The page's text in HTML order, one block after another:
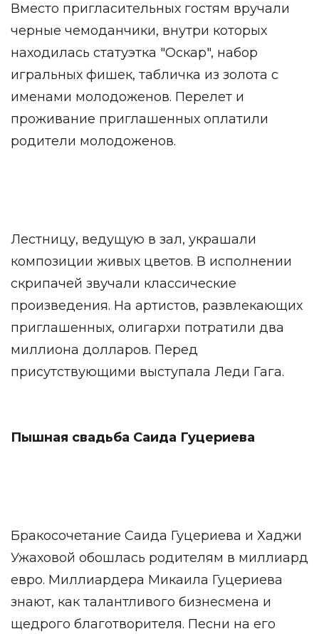
Вместо пригласительных гостям вручали
черные чемоданчики, внутри которых
находилась статуэтка "Оскар", набор
игральных фишек, табличка из золота с
именами молодоженов. Перелет и
проживание приглашенных оплатили
родители молодоженов.
Лестницу, ведущую в зал, украшали
композиции живых цветов. В исполнении
скрипачей звучали классические
произведения. На артистов, развлекающих
приглашенных, олигархи потратили два
миллиона долларов. Перед
присутствующими выступала Леди Гага.
Пышная свадьба Саида Гуцериева
Бракосочетание Саида Гуцериева и Хаджи
Ужаховой обошлась родителям в миллиард
евро. Миллиардера Микаила Гуцериева
знают, как талантливого бизнесмена и
щедрого благотворителя. Песни на его